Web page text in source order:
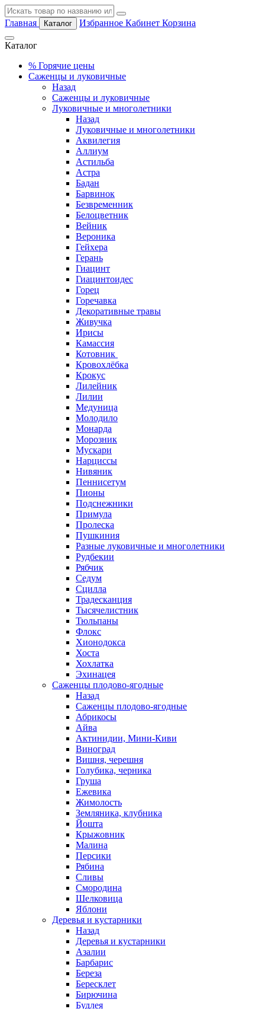
Главная Каталог Избранное Кабинет Корзина
Каталог
% Горячие цены
Саженцы и луковичные
Назад
Саженцы и луковичные
Луковичные и многолетники
Назад
Луковичные и многолетники
Аквилегия
Аллиум
Астильба
Астра
Бадан
Барвинок
Безвременник
Белоцветник
Вейник
Вероника
Гейхера
Герань
Гиацинт
Гиацинтоидес
Горец
Горечавка
Декоративные травы
Живучка
Ирисы
Камассия
Котовник
Кровохлёбка
Крокус
Лилейник
Лилии
Медуница
Молодило
Монарда
Морозник
Мускари
Нарциссы
Нивяник
Пеннисетум
Пионы
Подснежники
Примула
Пролеска
Пушкиния
Разные луковичные и многолетники
Рудбекии
Рябчик
Седум
Сцилла
Традесканция
Тысячелистник
Тюльпаны
Флокс
Хионодокса
Хоста
Хохлатка
Эхинацея
Саженцы плодово-ягодные
Назад
Саженцы плодово-ягодные
Абрикосы
Айва
Актинидии, Мини-Киви
Виноград
Вишня, черешня
Голубика, черника
Груша
Ежевика
Жимолость
Земляника, клубника
Йошта
Крыжовник
Малина
Персики
Рябина
Сливы
Смородина
Шелковица
Яблони
Деревья и кустарники
Назад
Деревья и кустарники
Азалии
Барбарис
Береза
Бересклет
Бирючина
Будлея